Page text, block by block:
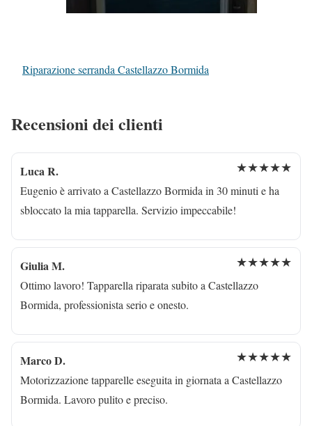
Riparazione serranda Castellazzo Bormida
Recensioni dei clienti
Luca R. ★★★★★
Eugenio è arrivato a Castellazzo Bormida in 30 minuti e ha
sbloccato la mia tapparella. Servizio impeccabile!
Giulia M. ★★★★★
Ottimo lavoro! Tapparella riparata subito a Castellazzo
Bormida, professionista serio e onesto.
Marco D. ★★★★★
Motorizzazione tapparelle eseguita in giornata a Castellazzo
Bormida. Lavoro pulito e preciso.